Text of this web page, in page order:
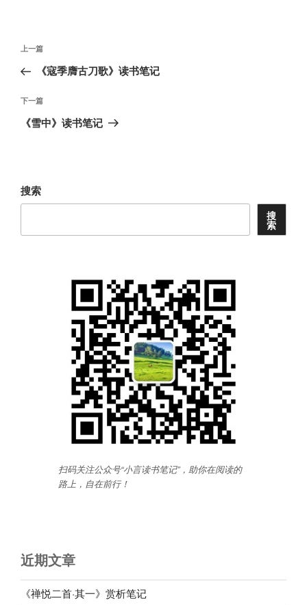
文
导
航
上
一
文
章
上一篇
《寇季膺古刀歌》读书笔记
下
一
下一篇
《雪中》读书笔记
搜索
搜
索
扫码关注公众号“小言读书笔记”，助你在阅读的
路上，自在前行！
近期文章
《禅悦二首·其一》赏析笔记